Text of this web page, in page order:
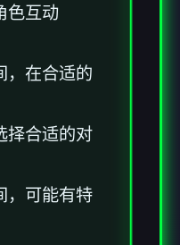
色互动
，在合适的
择合适的对
，可能有特